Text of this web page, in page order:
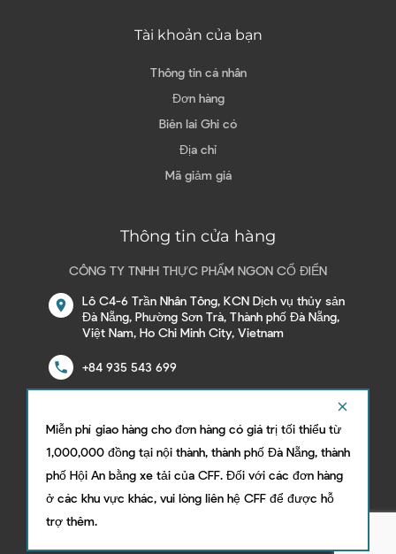
clear
Miễn phí giao hàng cho đơn hàng có giá trị tối thiểu từ
1,000,000 đồng tại nội thành, thành phố Đà Nẵng, thành
phố Hội An bằng xe tải của CFF. Đối với các đơn hàng
ở các khu vực khác, vui lòng liên hệ CFF để được hỗ
trợ thêm.
Tài khoản của bạn
Thông tin cá nhân
Đơn hàng
Biên lai Ghi có
Địa chỉ
Mã giảm giá
Thông tin cửa hàng
CÔNG TY TNHH THỰC PHẨM NGON CỔ ĐIỂN
location_on
Lô C4-6 Trần Nhân Tông, KCN Dịch vụ thủy sản
Đà Nẵng, Phường Sơn Trà, Thành phố Đà Nẵng,
Việt Nam, Ho Chi Minh City, Vietnam
call +84 935 543 699
Theo dõi các kênh truyền thông của
chúng tôi